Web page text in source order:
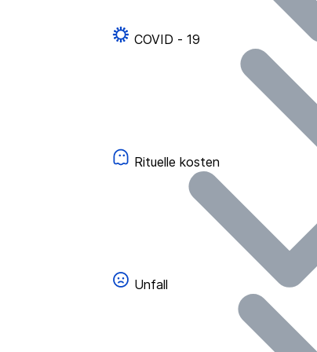
COVID - 19
Rituelle kosten
Unfall